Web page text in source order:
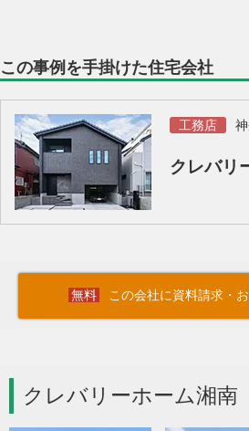
この事例を手掛けた住宅会社
工務店
クレバリ
この会社に資料請求・
クレバリーホーム湘